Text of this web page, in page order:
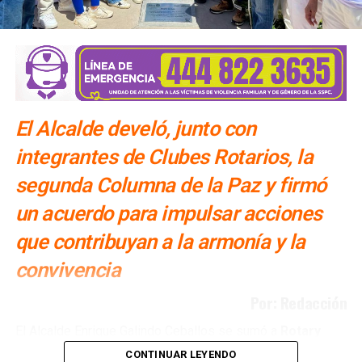
El Alcalde develó, junto con
integrantes de Clubes Rotarios, la
segunda Columna de la Paz y firmó
un acuerdo para impulsar acciones
que contribuyan a la armonía y la
convivencia
International y a los Clubes Rotarios de San Luis
CONTINUAR LEYENDO